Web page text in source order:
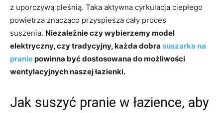
z uporczywą pleśnią. Taka aktywna cyrkulacja ciepłego
powietrza znacząco przyspiesza cały proces
suszenia. Niezależnie czy wybierzemy model
elektryczny, czy tradycyjny, każda dobra suszarka na
praniepowinna być dostosowana do możliwości
wentylacyjnych naszej łazienki.
Jak suszyć pranie w łazience, aby